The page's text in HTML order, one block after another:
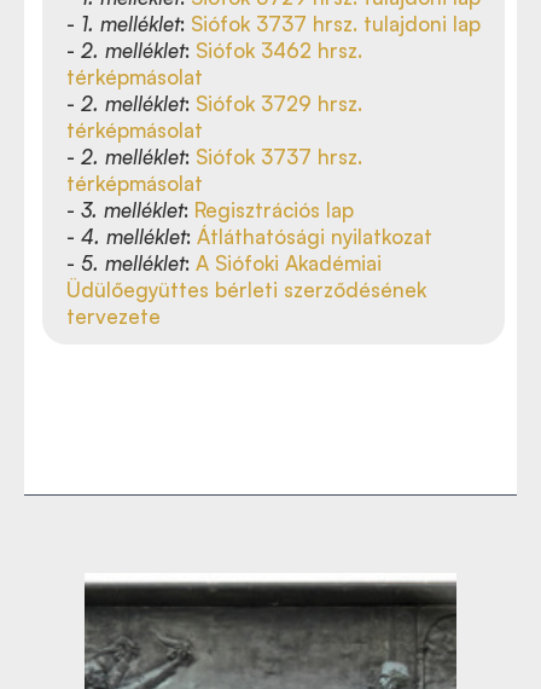
- 1. melléklet: Siófok 3737 hrsz. tulajdoni lap
- 2. melléklet: Siófok 3462 hrsz.
térképmásolat
- 2. melléklet: Siófok 3729 hrsz.
térképmásolat
- 2. melléklet: Siófok 3737 hrsz.
térképmásolat
- 3. melléklet: Regisztrációs lap
- 4. melléklet: Átláthatósági nyilatkozat
- 5. melléklet: A Siófoki Akadémiai
Üdülőegyüttes bérleti szerződésének
tervezete